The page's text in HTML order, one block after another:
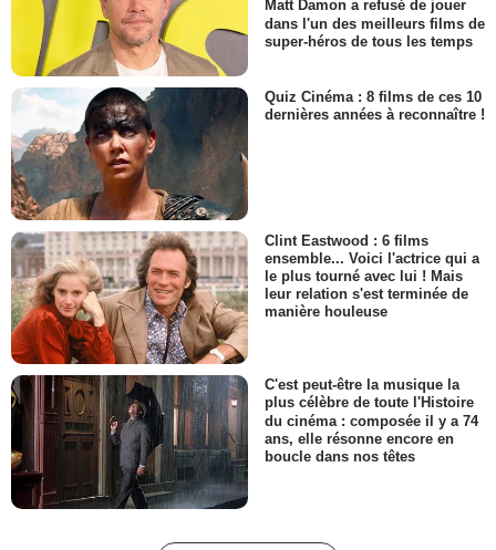
Matt Damon a refusé de jouer
dans l'un des meilleurs films de
super-héros de tous les temps
Quiz Cinéma : 8 films de ces 10
dernières années à reconnaître !
Clint Eastwood : 6 films
ensemble... Voici l'actrice qui a
le plus tourné avec lui ! Mais
leur relation s'est terminée de
manière houleuse
C'est peut-être la musique la
plus célèbre de toute l'Histoire
du cinéma : composée il y a 74
ans, elle résonne encore en
boucle dans nos têtes